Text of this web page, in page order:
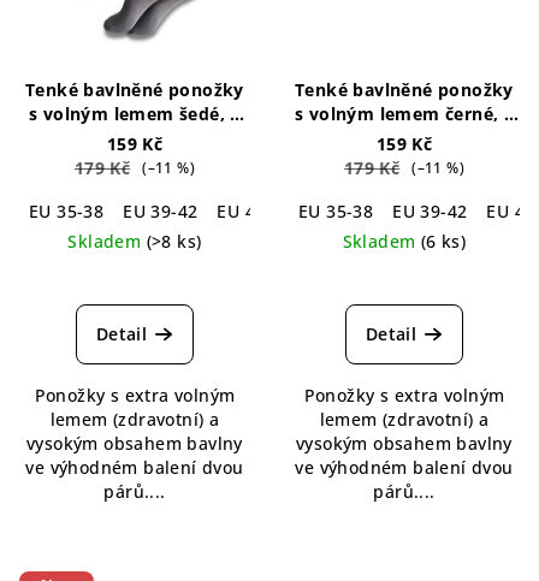
Tenké bavlněné ponožky
s volným lemem šedé, 2
Loose Top Cotton
Socks Grey 2-pack
159 Kč
179 Kč (–11 %)
EU 35-38 EU 39-42 EU 43-46
EU 47-50
Skladem (>8 ks)
Detail
Ponožky s extra volným
lemem (zdravotní) a
vysokým obsahem bavlny
ve výhodném balení dvou
párů....
Tenké bavlněné ponožky
s volným lemem černé, 2
Loose Top Cotton
Socks Black 2-pack
159 Kč
179 Kč (–11 %)
EU 35-38 EU 39-42
EU
Skladem (6 ks)
hodnocení
produktu
z
5
hvězdiček.
Detail
Ponožky s extra volným
lemem (zdravotní) a
vysokým obsahem bavlny
ve výhodném balení dvou
párů....